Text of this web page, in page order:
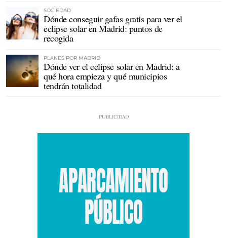
SOCIEDAD
Dónde conseguir gafas gratis para ver el
eclipse solar en Madrid: puntos de
recogida
PLANES POR MADRID
Dónde ver el eclipse solar en Madrid: a
qué hora empieza y qué municipios
tendrán totalidad